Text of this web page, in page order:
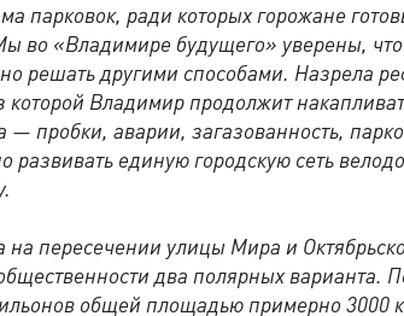
парковок, ради которых горожане
во «Владимире будущего» уверены,
решать другими способами. Назрела
которой Владимир продолжит
— пробки, аварии, загазованность,
развивать единую городскую сеть
на пересечении улицы Мира и
два полярных варианта.
общей площадью примерно 3000